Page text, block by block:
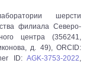
шерсти
филиала Северо-
центра (356241,
д. 49), ORCID:
ID: AGK-3753-2022,